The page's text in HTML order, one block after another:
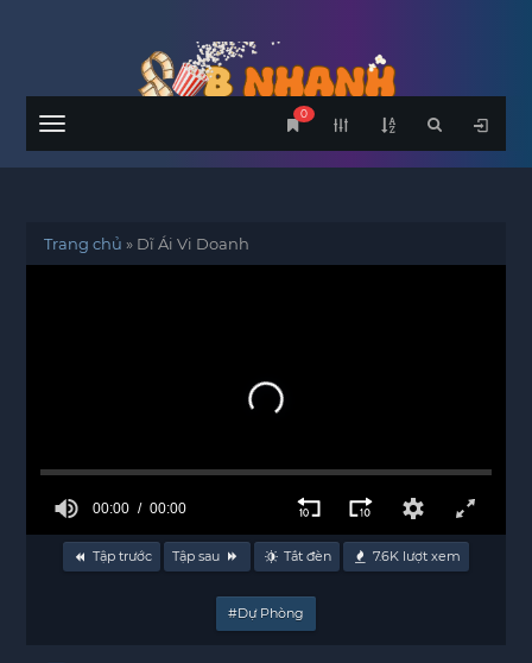
Menu
0
Trang chủ » Dĩ Ái Vi Doanh
00:00 00:00
Tập trước Tập sau Tắt đèn 7.6K lượt xem
#Dự Phòng